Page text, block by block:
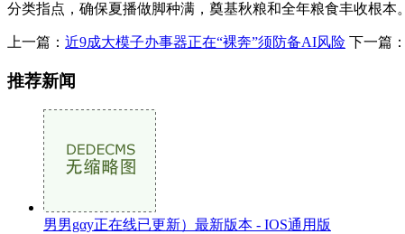
分类指点，确保夏播做脚种满，奠基秋粮和全年粮食丰收根本。
上一篇： 近9成大模子办事器正在“裸奔”须防备AI风险 下一篇：
推荐新闻
男男gαy正在线已更新）最新版本 - IOS通用版